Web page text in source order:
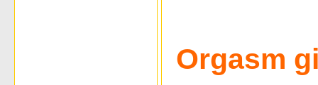
Orgasm